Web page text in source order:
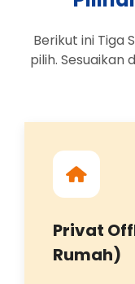
Berikut ini Tiga
pilih. Sesuaikan
Privat
Rumah)